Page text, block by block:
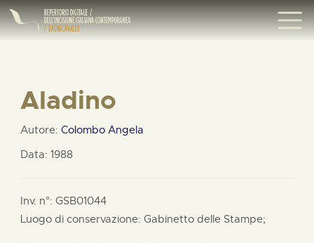
Aladino
Autore: Colombo Angela
Data: 1988
Inv. n°: GSB01044
Luogo di conservazione: Gabinetto delle Stampe;